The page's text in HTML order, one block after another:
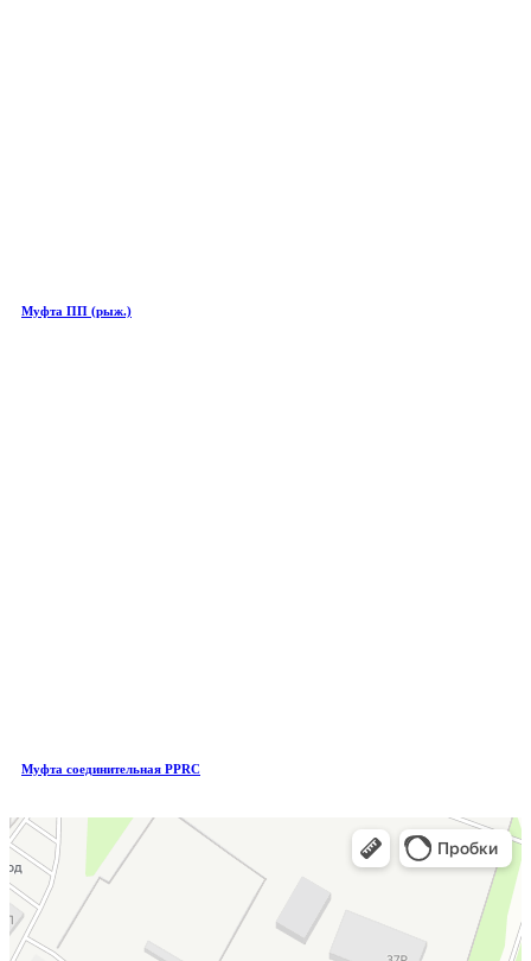
Муфта ПП (рыж.)
Муфта соединительная PPRC